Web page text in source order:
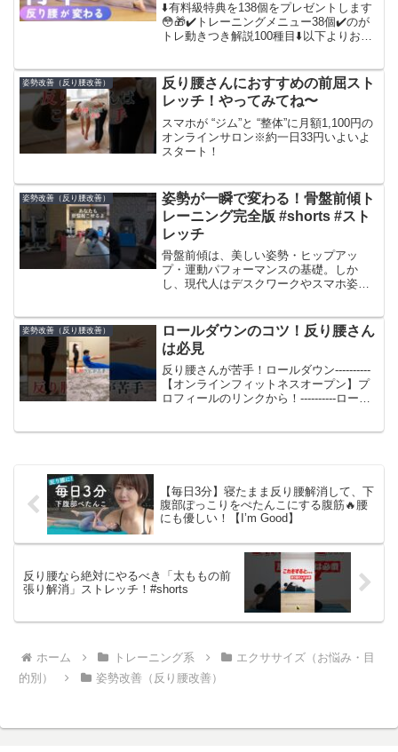
⬇️有料級特典を138個をプレゼントします
😳🎁✔️トレーニングメニュー38個✔️のが
トレ動きつき解説100種目⬇️以下よりお受
nogachan...
姿勢改善（反り腰改善）
反り腰さんにおすすめの前屈スト
レッチ！やってみてね〜
スマホが “ジム”と “整体”に月額1,100円の
オンラインサロン※約一日33円いよいよ
スタート！
姿勢改善（反り腰改善）
姿勢が一瞬で変わる！骨盤前傾ト
レーニング完全版 #shorts #スト
レッチ
骨盤前傾は、美しい姿勢・ヒップアッ
プ・運動パフォーマンスの基礎。しか
し、現代人はデスクワークやスマホ姿勢
ーニングを厳選して紹介！✅この動画で
得られる効果ヒップアップ＆美...
姿勢改善（反り腰改善）
ロールダウンのコツ！反り腰さん
は必見
⁡反り腰さんが苦手！ロールダウン⁡----------
【オンラインフィットネスオープン】プ
ロフィールのリンクから！----------⁡ロール
【毎日3分】寝たまま反り腰解消して、下
腹部ぽっこりをぺたんこにする腹筋🔥腰
にも優しい！【I’m Good】
反り腰なら絶対にやるべき「太ももの前
張り解消」ストレッチ！#shorts
ホーム トレーニング系
エクササイズ（お悩み・目
的別）
姿勢改善（反り腰改善）